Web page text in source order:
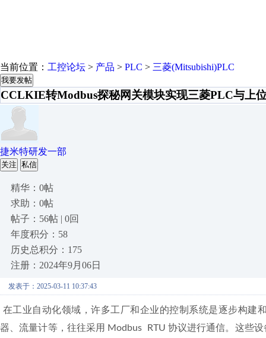
当前位置： 工控论坛 > 产品 > PLC > 三菱(Mitsubishi)PLC
我要发帖
CCLKIE转Modbus探秘网关模块实现三菱PLC与上
捷米特研发一部
关注 私信
精华：0帖
求助：0帖
帖子：56帖 | 0回
年度积分：58
历史总积分：175
注册：2024年9月06日
发表于：2025-03-11 10:37:43
在工业自动化领域，许多工厂和企业的控制系统是逐步构建
器、流量计等，往往采用 Modbus RTU 协议进行通信。这些